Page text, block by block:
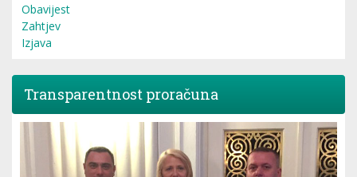
Obavijest
Zahtjev
Izjava
Transparentnost proračuna